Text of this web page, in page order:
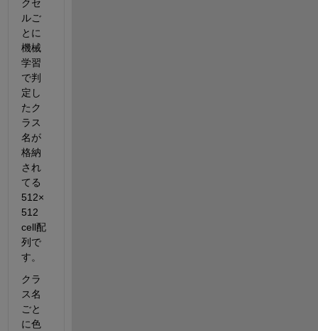
クセ
ルご
とに
機械
学習
で判
定し
たク
ラス
名が
格納
され
てる
512×
512
cell配
列で
す。
クラ
ス名
ごと
に色